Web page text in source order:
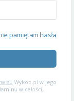
pamiętam hasła
Wykop.pl w jego
w całości,